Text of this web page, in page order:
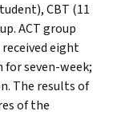
CBT (11
ACT group
received eight
seven-week;
The results of
of the